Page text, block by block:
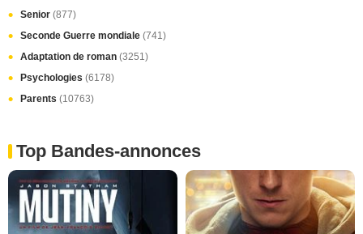
Senior (877)
Seconde Guerre mondiale (741)
Adaptation de roman (3251)
Psychologies (6178)
Parents (10763)
Top Bandes-annonces